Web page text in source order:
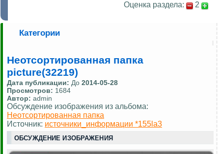
Оценка раздела: 2
Категории
Неотсортированная папка
picture(32219)
Дата публикации: До 2014-05-28
Просмотров: 1684
Автор: admin
Обсуждение изображения из альбома:
Неотсортированная папка
Источник: источники_информации *155la3
ОБСУЖДЕНИЕ ИЗОБРАЖЕНИЯ